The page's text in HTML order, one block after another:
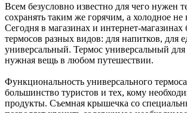
Всем безусловно известно для чего нужен
сохранять таким же горячим, а холодное не
Сегодня в магазинах и интернет-
термосов разных видов: для напитков, для
универсальный. Термос универсальный
нужная вещь в любом путешествии.
Функциональность универсального
большинство туристов и тех, кому
продукты. Съемная крышечка со